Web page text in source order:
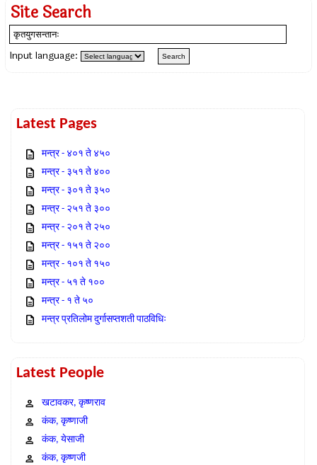
Site Search
Input language:
Latest Pages
मन्त्र - ४०१ ते ४५०
मन्त्र - ३५१ ते ४००
मन्त्र - ३०१ ते ३५०
मन्त्र - २५१ ते ३००
मन्त्र - २०१ ते २५०
मन्त्र - १५१ ते २००
मन्त्र - १०१ ते १५०
मन्त्र - ५१ ते १००
मन्त्र - १ ते ५०
मन्त्र प्रतिलोम दुर्गासप्तशती पाठविधिः
Latest People
खटावकर, कृष्णराव
कंक, कृष्णाजी
कंक, येसाजी
कंक, कृष्णजी